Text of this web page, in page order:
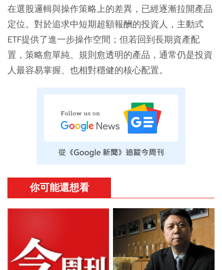
在選股邏輯與操作策略上的差異，已經逐漸拉開產品
定位。對於追求中短期超額報酬的投資人，主動式
ETF提供了進一步操作空間；但若回到長期資產配
置，策略愈單純、規則愈透明的產品，通常仍是投資
人最容易掌握、也相對穩健的核心配置。